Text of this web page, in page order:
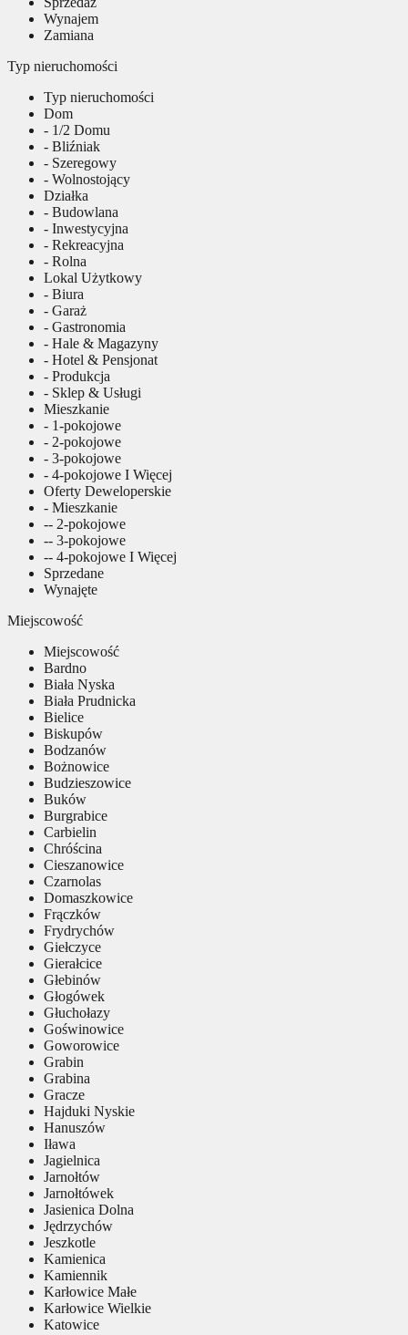
Wynajem
Zamiana
Typ nieruchomości
Typ nieruchomości
Dom
- 1/2 Domu
- Bliźniak
- Szeregowy
- Wolnostojący
Działka
- Budowlana
- Inwestycyjna
- Rekreacyjna
- Rolna
Lokal Użytkowy
- Biura
- Garaż
- Gastronomia
- Hale & Magazyny
- Hotel & Pensjonat
- Produkcja
- Sklep & Usługi
Mieszkanie
- 1-pokojowe
- 2-pokojowe
- 3-pokojowe
- 4-pokojowe I Więcej
Oferty Deweloperskie
- Mieszkanie
-- 2-pokojowe
-- 3-pokojowe
-- 4-pokojowe I Więcej
Sprzedane
Wynajęte
Miejscowość
Miejscowość
Bardno
Biała Nyska
Biała Prudnicka
Bielice
Biskupów
Bodzanów
Bożnowice
Budzieszowice
Buków
Burgrabice
Carbielin
Chróścina
Cieszanowice
Czarnolas
Domaszkowice
Frączków
Frydrychów
Giełczyce
Gierałcice
Głebinów
Głogówek
Głuchołazy
Goświnowice
Goworowice
Grabin
Grabina
Gracze
Hajduki Nyskie
Hanuszów
Iława
Jagielnica
Jarnołtów
Jarnołtówek
Jasienica Dolna
Jędrzychów
Jeszkotle
Kamienica
Kamiennik
Karłowice Małe
Karłowice Wielkie
Katowice